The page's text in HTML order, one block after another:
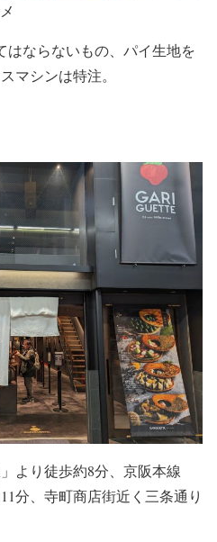
はならないもの、パイ生地を
マシンは特注。
より徒歩約8分、京阪本線
分、寺町商店街近く三条通り